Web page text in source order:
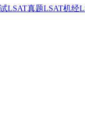
LSAT真题LSAT机经